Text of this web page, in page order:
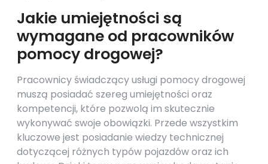
Jakie umiejętności są
wymagane od pracowników
pomocy drogowej?
Pracownicy świadczący usługi pomocy drogowej
muszą posiadać szereg umiejętności oraz
kompetencji, które pozwolą im skutecznie
wykonywać swoje obowiązki. Przede wszystkim
kluczowe jest posiadanie wiedzy technicznej
dotyczącej różnych typów pojazdów oraz ich